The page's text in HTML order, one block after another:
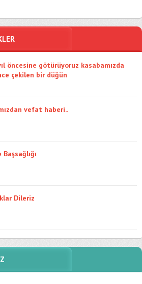
öncesine götürüyoruz kasabamızda
çekilen bir düğün
vefat haberi..
Dileriz